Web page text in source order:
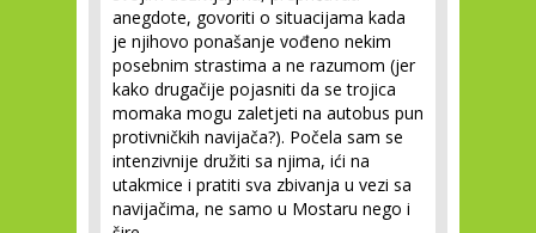
anegdote, govoriti o situacijama kada
je njihovo ponašanje vođeno nekim
posebnim strastima a ne razumom (jer
kako drugačije pojasniti da se trojica
momaka mogu zaletjeti na autobus pun
protivničkih navijača?). Počela sam se
intenzivnije družiti sa njima, ići na
utakmice i pratiti sva zbivanja u vezi sa
navijačima, ne samo u Mostaru nego i